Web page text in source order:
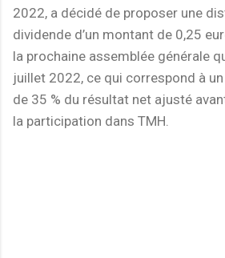
2022, a décidé de proposer une
dividende d’un montant de 0,25
la prochaine assemblée générale
juillet 2022, ce qui correspond à
de 35 % du résultat net ajusté
la participation dans TMH.